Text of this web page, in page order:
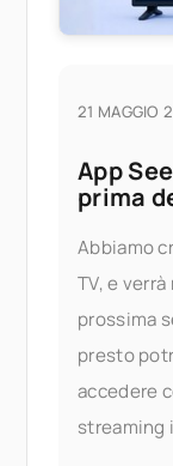
21 MAGGIO
App
prima
Abbiamo
TV, e
prossima
presto
accedere
streaming